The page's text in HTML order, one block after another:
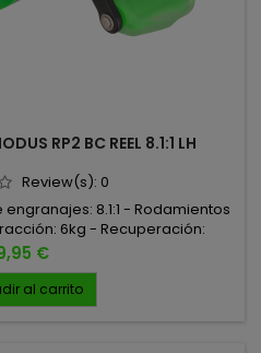
RP2 BC REEL 8.1:1 LH
Review(s): 0
8.1:1 - Rodamientos
6kg - Recuperación:
0,32mm/61m - Para zurdos -
Spin - Piñón de arrastre de
- Guía de línea Arrowhead
de 6 vías - Sistema de
€
al carrito